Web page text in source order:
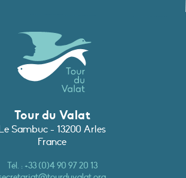
Tour du Valat
Sambuc - 13200 Arles
France
Tél. :+33 (0)4 90 97 20 13